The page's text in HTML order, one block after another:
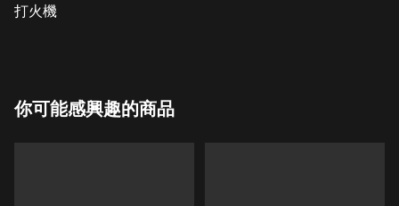
打火機
你可能感興趣的商品